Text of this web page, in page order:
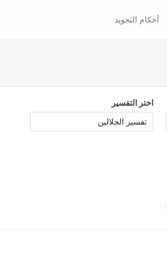
أحكام التجويد
اختر التفسير